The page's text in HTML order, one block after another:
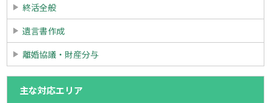
終活全般
遺言書作成
離婚協議・財産分与
主な対応エリア